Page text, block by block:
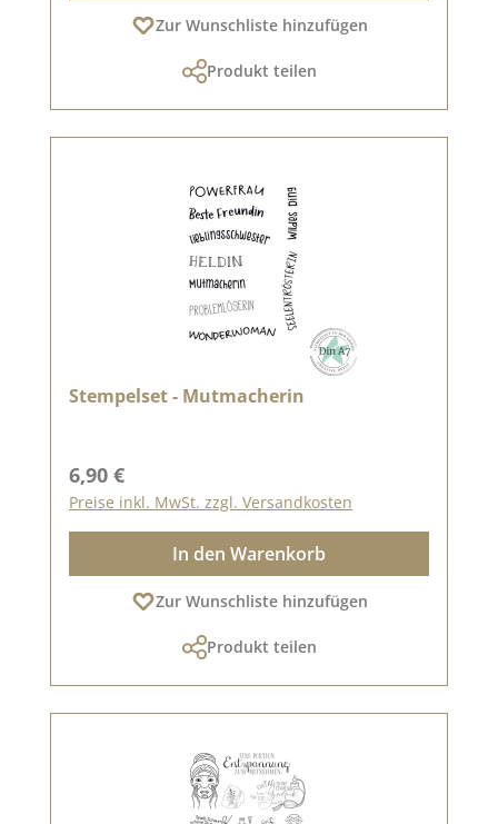
Zur Wunschliste hinzufügen
Produkt teilen
Stempelset - Mutmacherin
Regulärer Preis:
6,90 €
Preise inkl. MwSt. zzgl. Versandkosten
In den Warenkorb
Zur Wunschliste hinzufügen
Produkt teilen